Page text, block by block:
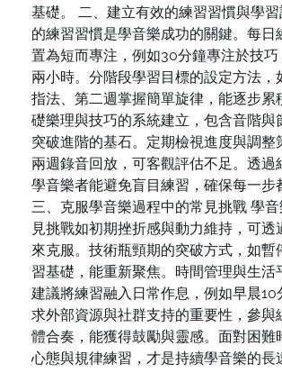
基礎。 二、建立有效的練習習慣與學
的練習習慣是學音樂成功的關鍵。每日
置為短而專注，例如30分鐘專注於技
兩小時。分階段學習目標的設定方法，
指法、第二週掌握簡單旋律，能逐步累
礎樂理與技巧的系統建立，包含音階與
突破進階的基石。定期檢視進度與調整
兩週錄音回放，可客觀評估不足。透過
學音樂者能避免盲目練習，確保每一步
三、克服學音樂過程中的常見挑戰 學
見挑戰如初期挫折感與動力維持，可透
來克服。技術瓶頸期的突破方式，如暫
習基礎，能重新聚焦。時間管理與生活
建議將練習融入日常作息，例如早晨10
求外部資源與社群支持的重要性，參與
體合奏，能獲得鼓勵與靈感。面對困難
心態與規律練習，才是持續學音樂的長